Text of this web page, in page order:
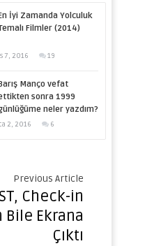
İyi Zamanda Yolculuk
Filmler (2014)
7, 2016 19
Manço vefat
sonra 1999
neler yazdım?
2, 2016 6
Previous Article
Check-in
Bile Ekrana
Çıktı